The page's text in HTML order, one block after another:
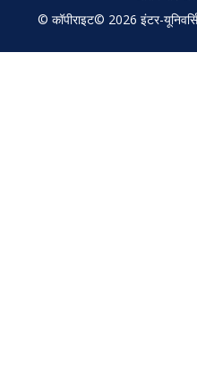
© कॉपीराइट© 2026 इंटर-